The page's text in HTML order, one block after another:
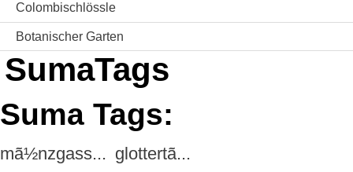
Colombischlössle
Botanischer Garten
SumaTags
Suma Tags:
mã½nzgass... glottertã...